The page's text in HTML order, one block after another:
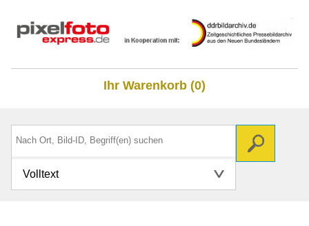
Ihr Warenkorb (0)
Volltext